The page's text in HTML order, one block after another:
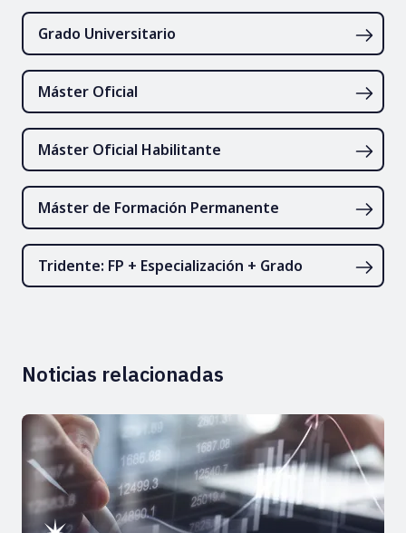
Grado Universitario
Máster Oficial
Máster Oficial Habilitante
Máster de Formación Permanente
Tridente: FP + Especialización + Grado
Noticias relacionadas